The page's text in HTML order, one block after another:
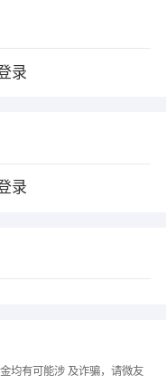
录
录
均有可能涉 及诈骗，请微友